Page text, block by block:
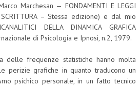
Marchesan — FONDAMENTI E LEGGI
SCRITTURA – Stessa edizione) e dal mio
DELLA DINAMICA GRAFICA
di Psicologia e Ipnosi, n.2, 1979.
delle frequenze statistiche hanno molta
perizie grafiche in quanto traducono un
psichico personale, in un fatto tecnico